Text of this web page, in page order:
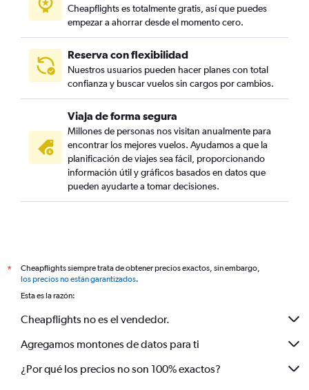
Cheapflights es totalmente gratis, así que puedes
empezar a ahorrar desde el momento cero.
Reserva con flexibilidad
Nuestros usuarios pueden hacer planes con total
confianza y buscar vuelos sin cargos por cambios.
Viaja de forma segura
Millones de personas nos visitan anualmente para
encontrar los mejores vuelos. Ayudamos a que la
planificación de viajes sea fácil, proporcionando
información útil y gráficos basados en datos que
pueden ayudarte a tomar decisiones.
*
Cheapflights siempre trata de obtener precios exactos, sin embargo,
los precios no están garantizados.
Esta es la razón:
Cheapflights no es el vendedor.
Agregamos montones de datos para ti
¿Por qué los precios no son 100% exactos?